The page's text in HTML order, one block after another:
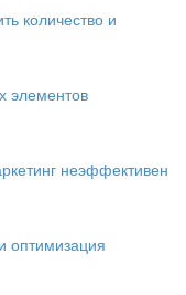
количество и
элементов
неэффективен
оптимизация